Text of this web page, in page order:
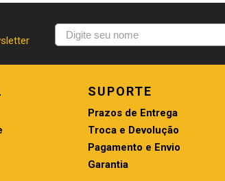
SUPORTE
Prazos de Entrega
Troca e Devolução
Pagamento e Envio
Garantia